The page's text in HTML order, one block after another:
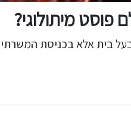
פוסט מיתולוגי?
בית אלא בכניסת המשרתים,